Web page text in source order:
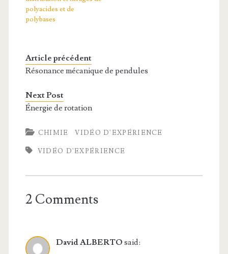
polyacides et de
polybases
Article précédent
Résonance mécanique de pendules
Next Post
Énergie de rotation
CHIMIE VIDÉO D'EXPÉRIENCE
VIDÉO D'EXPÉRIENCE
2 Comments
David ALBERTO said: